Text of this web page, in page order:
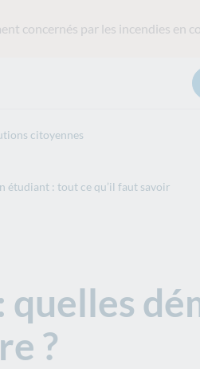
concernés par les incendies en
citoyennes
étudiant : tout ce qu’il faut savoir
?